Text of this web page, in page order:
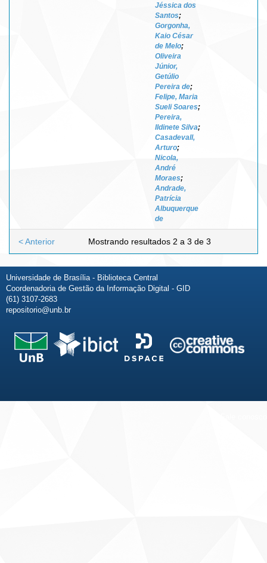
Jéssica dos
Santos;
Gorgonha,
Kaio César
de Melo;
Oliveira
Júnior,
Getúlio
Pereira de;
Felipe, Maria
Sueli Soares;
Pereira,
Ildinete Silva;
Casadevall,
Arturo;
Nicola,
André
Moraes;
Andrade,
Patrícia
Albuquerque
de
Mostrando resultados 2 a 3 de 3
< Anterior
Universidade de Brasília - Biblioteca Central
Coordenadoria de Gestão da Informação Digital - GID
(61) 3107-2683
repositorio@unb.br